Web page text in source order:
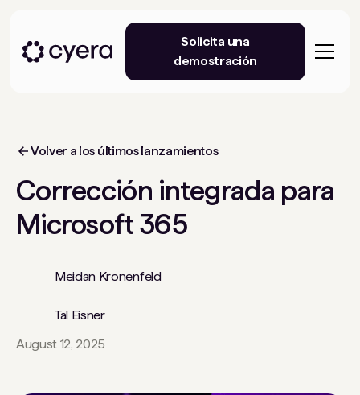
Solicita una
demostración
Volver a los últimos lanzamientos
Corrección integrada para
Microsoft 365
Meidan Kronenfeld
Tal Eisner
August 12, 2025